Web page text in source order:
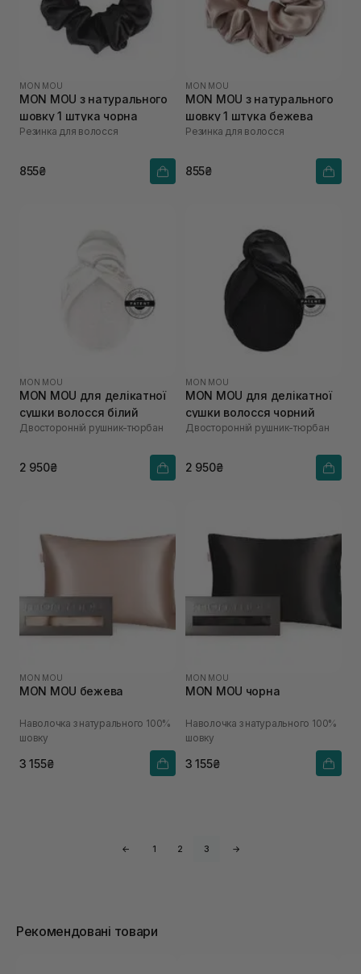
MON MOU
MON MOU з натурального
шовку 1 штука чорна
Резинка для волосся
855₴
MON MOU
MON MOU з натурального
шовку 1 штука бежева
Резинка для волосся
855₴
MON MOU
MON MOU для делікатної
сушки волосся білий
Двосторонній рушник-тюрбан
2 950₴
MON MOU
MON MOU для делікатної
сушки волосся чорний
Двосторонній рушник-тюрбан
2 950₴
MON MOU
MON MOU бежева
Наволочка з натурального 100%
шовку
3 155₴
MON MOU
MON MOU чорна
Наволочка з натурального 100%
шовку
3 155₴
← 1 2 3 →
Рекомендовані товари